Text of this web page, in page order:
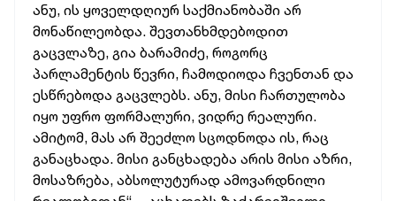
ანუ, ის ყოველდღიურ საქმიანობაში არ
მონაწილეობდა. შევთანხმდებოდით
გაცვლაზე, გია ბარამიძე, როგორც
პარლამენტის წევრი, ჩამოდიოდა ჩვენთან და
ესწრებოდა გაცვლებს. ანუ, მისი ჩართულობა
იყო უფრო ფორმალური, ვიდრე რეალური.
ამიტომ, მას არ შეეძლო სცოდნოდა ის, რაც
განაცხადა. მისი განცხადება არის მისი აზრი,
მოსაზრება, აბსოლუტურად ამოვარდნილი